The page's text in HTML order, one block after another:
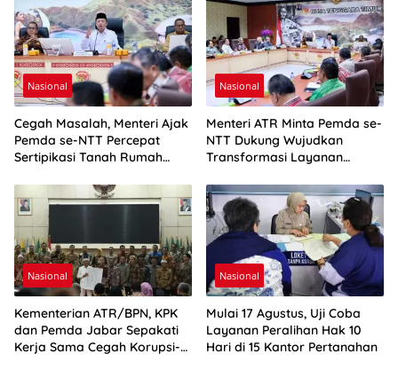
Nasional
Cegah Masalah, Menteri Ajak
Pemda se-NTT Percepat
Sertipikasi Tanah Rumah
Nasional
Menteri ATR Minta Pemda se-
NTT Dukung Wujudkan
Transformasi Layanan
Nasional
Kementerian ATR/BPN, KPK
dan Pemda Jabar Sepakati
Kerja Sama Cegah Korupsi-
Nasional
Mulai 17 Agustus, Uji Coba
Layanan Peralihan Hak 10
Hari di 15 Kantor Pertanahan